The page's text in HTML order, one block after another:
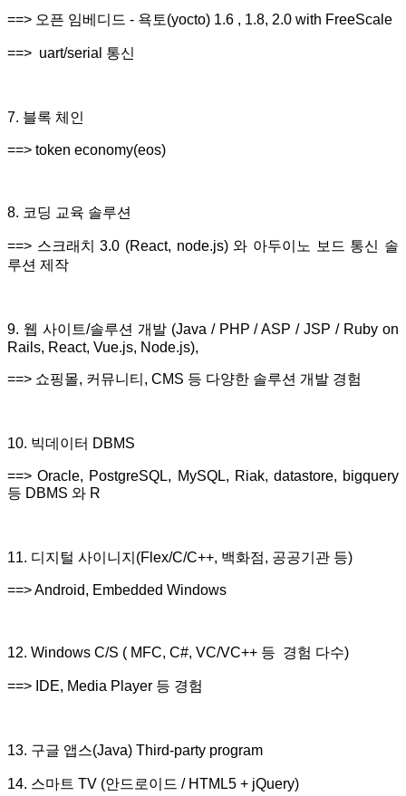
==> 오픈 임베디드 - 욕토(yocto) 1.6 , 1.8, 2.0 with FreeScale
==> uart/serial 통신
7. 블록 체인
==> token economy(eos)
8. 코딩 교육 솔루션
==> 스크래치 3.0 (React, node.js) 와 아두이노 보드 통신 솔
루션 제작
9. 웹 사이트/솔루션 개발 (Java / PHP / ASP / JSP / Ruby on
Rails, React, Vue.js, Node.js),
==> 쇼핑몰, 커뮤니티, CMS 등 다양한 솔루션 개발 경험
10. 빅데이터 DBMS
==> Oracle, PostgreSQL, MySQL, Riak, datastore, bigquery
등 DBMS 와 R
11. 디지털 사이니지(Flex/C/C++, 백화점, 공공기관 등)
==> Android, Embedded Windows
12. Windows C/S ( MFC, C#, VC/VC++ 등 경험 다수)
==> IDE, Media Player 등 경험
13. 구글 앱스(Java) Third-party program
14. 스마트 TV (안드로이드 / HTML5 + jQuery)